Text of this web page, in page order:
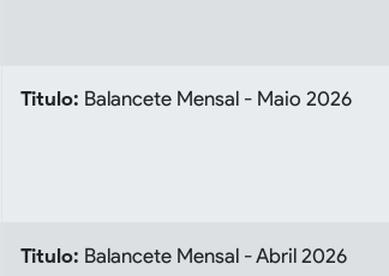
Titulo: Balancete Mensal - Maio 2026
Titulo: Balancete Mensal - Abril 2026